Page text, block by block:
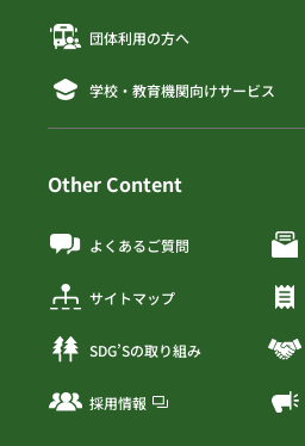
団体利用の方へ
学校・教育機関向けサービス
Other Content
よくあるご質問
サイトマップ
SDG’Sの取り組み
採用情報